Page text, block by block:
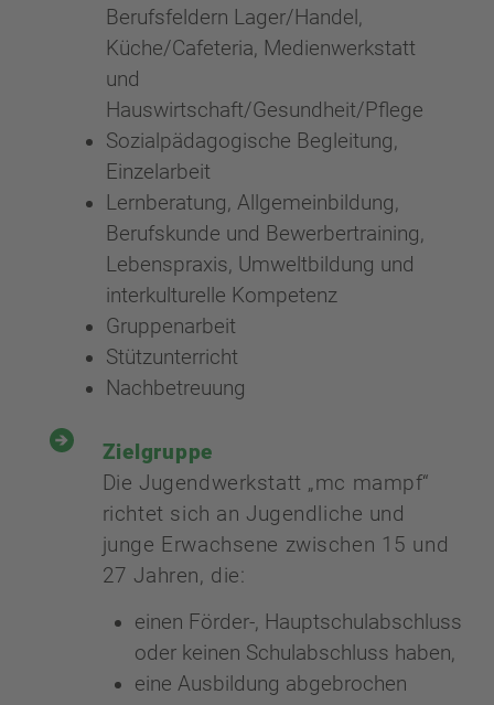
Berufsfeldern Lager/Handel,
Küche/Cafeteria, Medienwerkstatt
und
Hauswirtschaft/Gesundheit/Pflege
Sozialpädagogische Begleitung,
Einzelarbeit
Lernberatung, Allgemeinbildung,
Berufskunde und Bewerbertraining,
Lebenspraxis, Umweltbildung und
interkulturelle Kompetenz
Gruppenarbeit
Stützunterricht
Nachbetreuung
Zielgruppe
Die Jugendwerkstatt „mc mampf“
richtet sich an Jugendliche und
junge Erwachsene zwischen 15 und
27 Jahren, die:
einen Förder-, Hauptschulabschluss
oder keinen Schulabschluss haben,
eine Ausbildung abgebrochen